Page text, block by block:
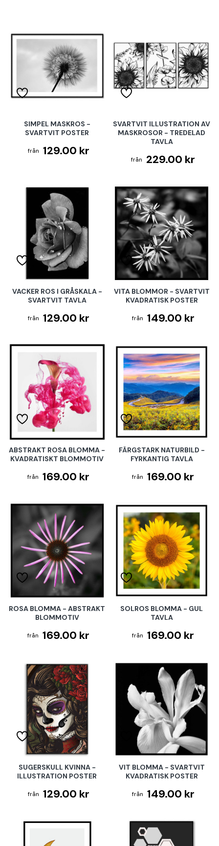
SIMPEL MASKROS -
SVARTVIT POSTER
129.00 kr
SVARTVIT ILLUSTRATION AV
MASKROSOR - TREDELAD
TAVLA
229.00 kr
VACKER ROS I GRÅSKALA -
SVARTVIT TAVLA
129.00 kr
VITA BLOMMOR - SVARTVIT
KVADRATISK POSTER
149.00 kr
ABSTRAKT ROSA BLOMMA -
KVADRATISKT BLOMMOTIV
169.00 kr
FÄRGSTARK NATURBILD -
FYRKANTIG TAVLA
169.00 kr
ROSA BLOMMA - ABSTRAKT
BLOMMOTIV
169.00 kr
SOLROS BLOMMA - GUL
TAVLA
169.00 kr
SUGERSKULL KVINNA -
ILLUSTRATION POSTER
129.00 kr
VIT BLOMMA - SVARTVIT
KVADRATISK POSTER
149.00 kr